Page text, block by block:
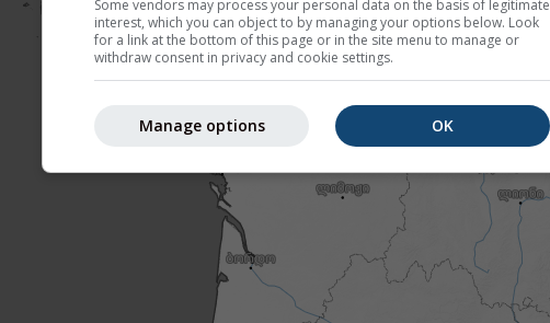
Some vendors may process your personal data on the basis of legitimate
interest, which you can object to by managing your options below. Look
for a link at the bottom of this page or in the site menu to manage or
withdraw consent in privacy and cookie settings.
OK
Manage options